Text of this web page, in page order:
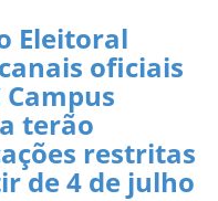
Eleitoral
oficiais
Campus
terão
restritas
de 4 de julho